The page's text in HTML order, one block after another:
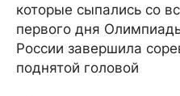
которые сыпались со
первого дня
России завершила
поднятой головой